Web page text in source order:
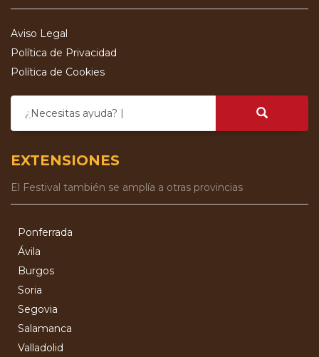
Aviso Legal
Política de Privacidad
Política de Cookies
¿Necesitas ayuda?
EXTENSIONES
El Festival también se amplía a otras provincias
Ponferrada
Ávila
Burgos
Soria
Segovia
Salamanca
Valladolid